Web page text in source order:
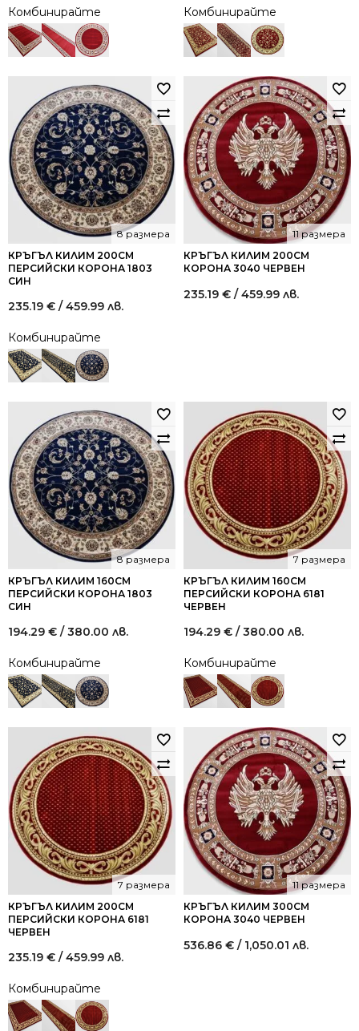
Комбинирайте Комбинирайте
КРЪГЪЛ КИЛИМ 200СМ
ПЕРСИЙСКИ КОРОНА 1803
СИН
8 размера
235.19 € / 459.99 лв.
Комбинирайте
КРЪГЪЛ КИЛИМ 200СМ
КОРОНА 3040 ЧЕРВЕН
11 размера
235.19 € / 459.99 лв.
КРЪГЪЛ КИЛИМ 160СМ
ПЕРСИЙСКИ КОРОНА 1803
СИН
8 размера
194.29 € / 380.00 лв.
Комбинирайте
КРЪГЪЛ КИЛИМ 160СМ
ПЕРСИЙСКИ КОРОНА 6181
ЧЕРВЕН
7 размера
194.29 € / 380.00 лв.
Комбинирайте
КРЪГЪЛ КИЛИМ 200СМ
ПЕРСИЙСКИ КОРОНА 6181
ЧЕРВЕН
7 размера
235.19 € / 459.99 лв.
Комбинирайте
КРЪГЪЛ КИЛИМ 300СМ
КОРОНА 3040 ЧЕРВЕН
11 размера
536.86 € / 1,050.01 лв.